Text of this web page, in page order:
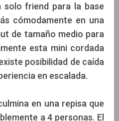
solo friend para la base
cómodamente en una
de tamaño medio para
esta mini cordada
posibilidad de caída
en escalada.
en una repisa que
a 4 personas. El